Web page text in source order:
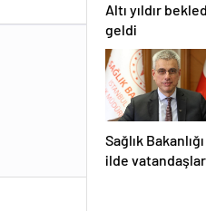
Altı yıldır
geldi
Sağlık Bakanlığı
ilde